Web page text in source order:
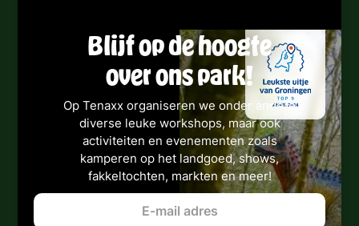
Blijf op de hoogte
over ons park!
Op Tenaxx organiseren we onder andere
diverse leuke workshops, maar ook
activiteiten en evenementen zoals
kamperen op het landgoed, shows,
fakkeltochten, markten en meer!